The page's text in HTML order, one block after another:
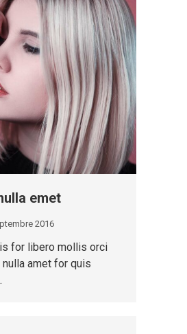
emet
2016
for libero mollis orci
amet for quis